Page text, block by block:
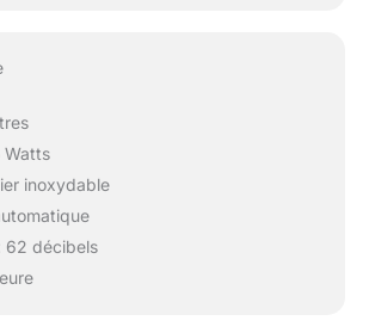
Watts
inoxydable
62 décibels